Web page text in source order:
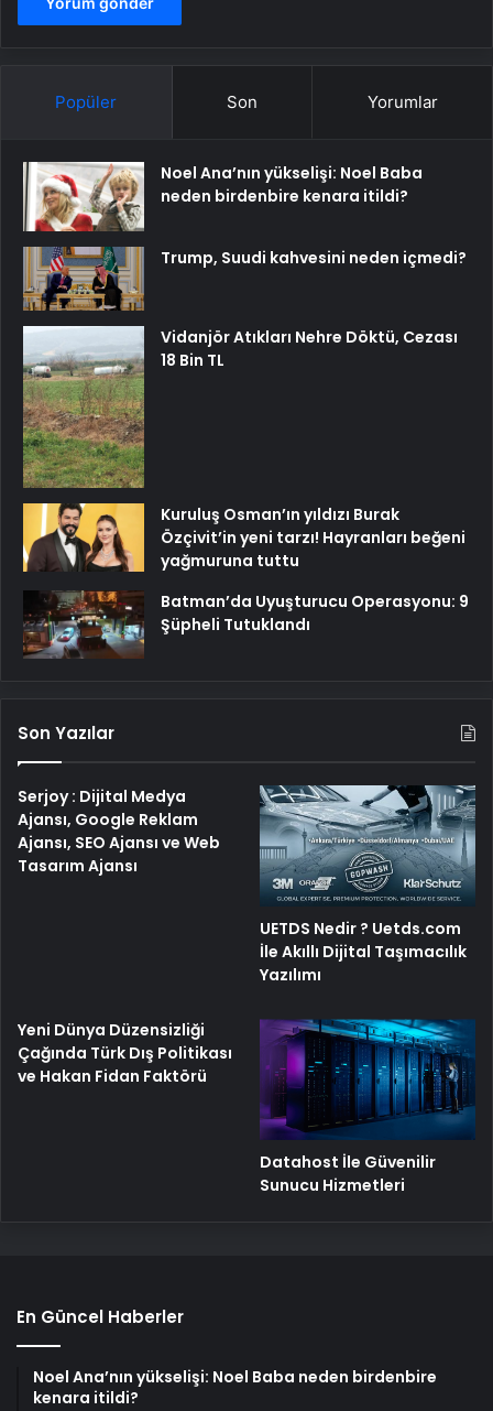
Popüler Son Yorumlar
Noel Ana’nın yükselişi: Noel Baba
neden birdenbire kenara itildi?
Trump, Suudi kahvesini neden içmedi?
Vidanjör Atıkları Nehre Döktü, Cezası
18 Bin TL
Kuruluş Osman’ın yıldızı Burak
Özçivit’in yeni tarzı! Hayranları beğeni
yağmuruna tuttu
Batman’da Uyuşturucu Operasyonu: 9
Şüpheli Tutuklandı
Son Yazılar
Serjoy : Dijital Medya
Ajansı, Google Reklam
Ajansı, SEO Ajansı ve Web
Tasarım Ajansı
UETDS Nedir ? Uetds.com
İle Akıllı Dijital Taşımacılık
Yazılımı
Yeni Dünya Düzensizliği
Çağında Türk Dış Politikası
ve Hakan Fidan Faktörü
Datahost İle Güvenilir
Sunucu Hizmetleri
En Güncel Haberler
Noel Ana’nın yükselişi: Noel Baba neden birdenbire
kenara itildi?